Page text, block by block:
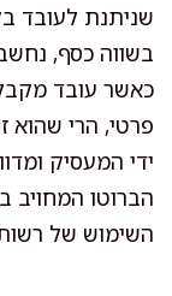
שניתנת לעובד
בשווה כסף,
כאשר עובד
פרטי, הרי שהוא
ידי המעסיק
הברוטו המחויב
השימוש של